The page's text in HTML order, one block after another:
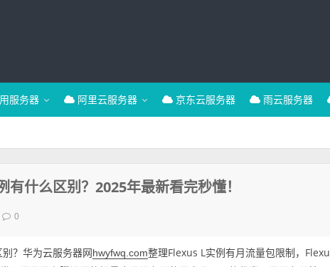
服务器 阿里云服务器 京东云服务器 雨云服务器
什么区别？2025年最新看完秒懂！
0
？华为云服务器网hwyfwq.com整理Flexus L实例有月流量包限制，Flexu